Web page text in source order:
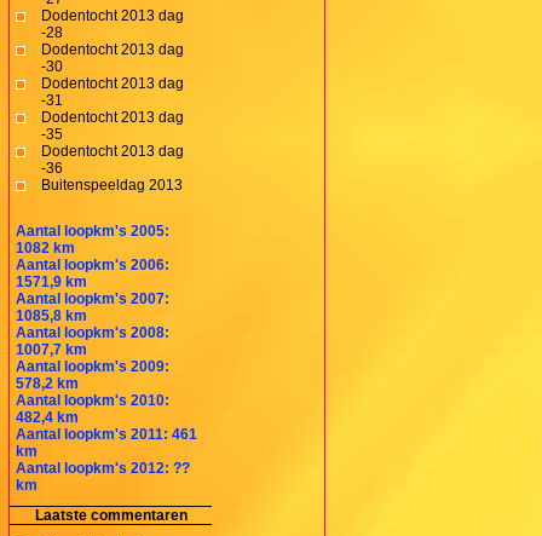
Dodentocht 2013 dag
-28
Dodentocht 2013 dag
-30
Dodentocht 2013 dag
-31
Dodentocht 2013 dag
-35
Dodentocht 2013 dag
-36
Buitenspeeldag 2013
Aantal loopkm's 2005:
1082 km
Aantal loopkm's 2006:
1571,9 km
Aantal loopkm's 2007:
1085,8 km
Aantal loopkm's 2008:
1007,7 km
Aantal loopkm's 2009:
578,2 km
Aantal loopkm's 2010:
482,4 km
Aantal loopkm's 2011: 461
km
Aantal loopkm's 2012: ??
km
Laatste commentaren